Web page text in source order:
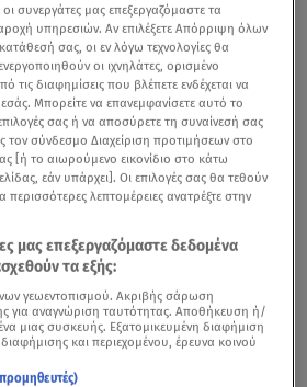
οι συνεργάτες μας επεξεργαζόμαστε τα
υπηρεσιών. Αν επιλέξετε Απόρριψη όλων
σας, οι εν λόγω τεχνολογίες θα
οι ιχνηλάτες, ορισμένο
τις διαφημίσεις που βλέπετε ενδέχεται να
εσάς. Μπορείτε να επανεμφανίσετε αυτό το
σας ή να αποσύρετε τη συναίνεσή σας
σύνδεσμο Διαχείριση προτιμήσεων στο
[ή το αιωρούμενο εικονίδιο στο κάτω
εάν υπάρχει]. Οι επιλογές σας θα τεθούν
περισσότερες λεπτομέρειες ανατρέξτε στην
μας επεξεργαζόμαστε δεδομένα
τα εξής:
γεωεντοπισμού. Ακριβής σάρωση
για αναγνώριση ταυτότητας. Αποθήκευση ή/
μιας συσκευής. Εξατομικευμένη διαφήμιση
και περιεχομένου, έρευνα κοινού